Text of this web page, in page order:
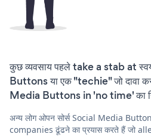
कुछ व्यवसाय पहले take a stab at
Buttons या एक "techie" जो दावा
Media Buttons in 'no time' का
अन्य लोग ओपन सोर्स Social Media
companies ढूंढने का प्रयास करते हैं जो